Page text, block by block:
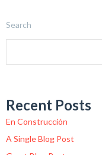
Search
Recent Posts
En Construcción
A Single Blog Post